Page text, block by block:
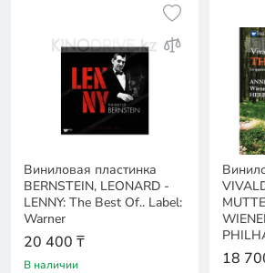
Виниловая пластинка
BERNSTEIN, LEONARD -
LENNY: The Best Of.. Label:
Warner
20 400 ₸
В наличии
Four
18